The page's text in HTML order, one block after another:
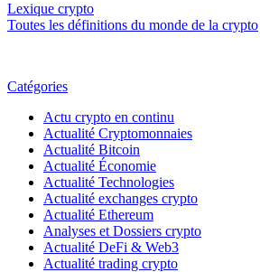
Lexique crypto
Toutes les définitions du monde de la crypto
Catégories
Actu crypto en continu
Actualité Cryptomonnaies
Actualité Bitcoin
Actualité Économie
Actualité Technologies
Actualité exchanges crypto
Actualité Ethereum
Analyses et Dossiers crypto
Actualité DeFi & Web3
Actualité trading crypto